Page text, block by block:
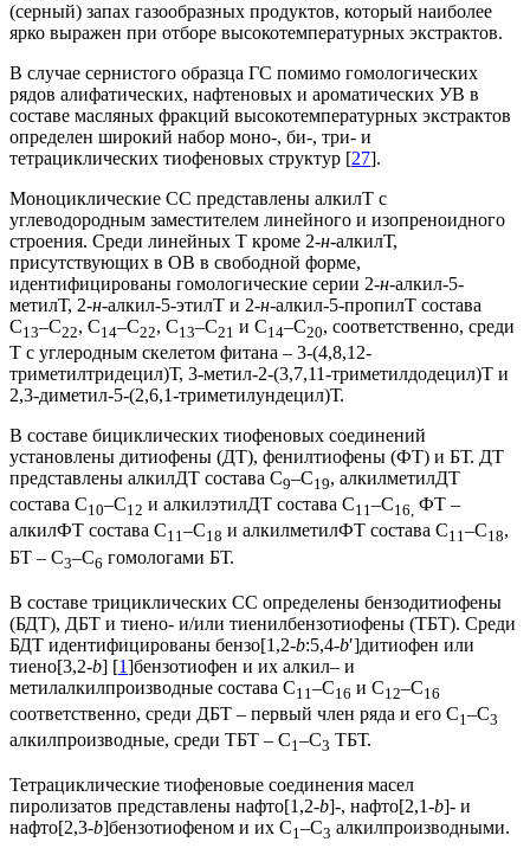
(серный) запах газообразных продуктов, который наиболее
ярко выражен при отборе высокотемпературных экстрактов.
В случае сернистого образца ГС помимо гомологических
рядов алифатических, нафтеновых и ароматических УВ в
составе масляных фракций высокотемпературных экстрактов
определен широкий набор моно-, би-, три- и
тетрациклических тиофеновых структур [27].
Моноциклические СС представлены алкилТ с
углеводородным заместителем линейного и изопреноидного
строения. Среди линейных Т кроме 2-н-алкилТ,
присутствующих в ОВ в свободной форме,
идентифицированы гомологические серии 2-н-алкил-5-
метилТ, 2-н-алкил-5-этилТ и 2-н-алкил-5-пропилТ состава
С13–С22, С14–С22, С13–С21 и С14–С20, соответственно, среди
Т с углеродным скелетом фитана – 3-(4,8,12-
триметилтридецил)Т, 3-метил-2-(3,7,11-триметилдодецил)Т и
2,3-диметил-5-(2,6,1-триметилундецил)Т.
В составе бициклических тиофеновых соединений
установлены дитиофены (ДТ), фенилтиофены (ФТ) и БТ. ДТ
представлены алкилДТ состава С9–С19, алкилметилДТ
состава С10–С12 и алкилэтилДТ состава С11–С16, ФТ –
алкилФТ состава С11–С18 и алкилметилФТ состава С11–С18,
БТ – С3–С6 гомологами БТ.
В составе трициклических СС определены бензодитиофены
(БДТ), ДБТ и тиено- и/или тиенилбензотиофены (ТБТ). Среди
БДТ идентифицированы бензо[1,2-b:5,4-b′]дитиофен или
тиено[3,2-b] [1]бензотиофен и их алкил– и
метилалкилпроизводные состава С11 –С16 и С12–С16
соответственно, среди ДБТ – первый член ряда и его С1–С3
алкилпроизводные, среди ТБТ – C1–C3 ТБТ.
Тетрациклические тиофеновые соединения масел
пиролизатов представлены нафто[1,2‑b]-, нафто[2,1‑b]- и
нафто[2,3-b]бензотиофеном и их С1–С3 алкилпроизводными.